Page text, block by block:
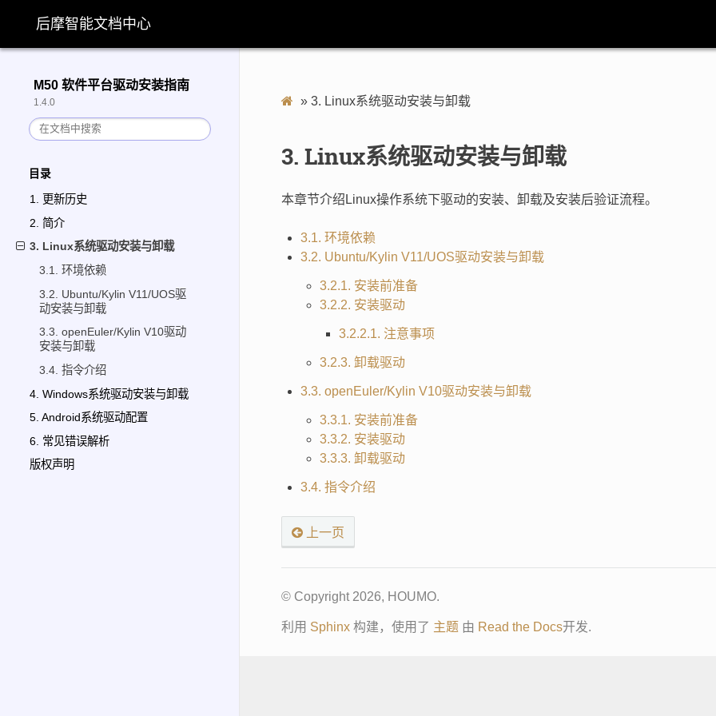
M50 软件平台驱动安装指南
1.4.0
目录
1. 更新历史
2. 简介
3. Linux系统驱动安装与卸载
3.1. 环境依赖
3.2. Ubuntu/Kylin V11/UOS驱
动安装与卸载
3.3. openEuler/Kylin V10驱动
安装与卸载
3.4. 指令介绍
4. Windows系统驱动安装与卸载
5. Android系统驱动配置
6. 常见错误解析
版权声明
» 3. Linux系统驱动安装与卸载
3. Linux系统驱动安装与卸载
本章节介绍Linux操作系统下驱动的安装、卸载及安装后验证流程。
3.1. 环境依赖
3.2. Ubuntu/Kylin V11/UOS驱动安装与卸载
3.2.1. 安装前准备
3.2.2. 安装驱动
3.2.2.1. 注意事项
3.2.3. 卸载驱动
3.3. openEuler/Kylin V10驱动安装与卸载
3.3.1. 安装前准备
3.3.2. 安装驱动
3.3.3. 卸载驱动
3.4. 指令介绍
上一页
© Copyright 2026, HOUMO.
利用 Sphinx构建，使用了 主题 由 Read the Docs开发.